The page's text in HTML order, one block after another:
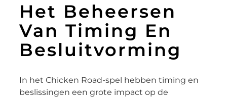
Het Beheersen
Van Timing En
Besluitvorming
In het Chicken Road-spel hebben timing en
beslissingen een grote impact op de